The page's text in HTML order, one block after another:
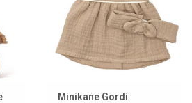
Minikane Gordi